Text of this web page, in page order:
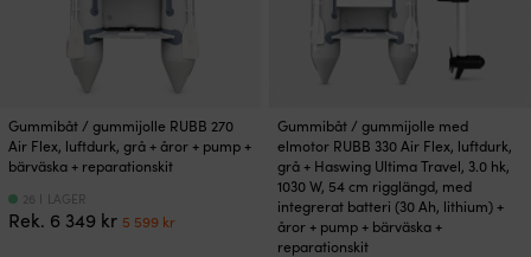
Gummibåt / gummijolle RUBB 270
Air Flex, luftdurk, grå + åror + pump +
bärväska + reparationskit
Rek. 6 349 kr Det
5 599 krDet
26 I LAGER
Gummibåt / gummijolle med
elmotor RUBB 330 Air Flex, luftdurk,
grå + Haswing Ultima Travel, 3.0 hk,
1030 W, 54 cm rigglängd, med
integrerat batteri (30 Ah, lithium) +
åror + pump + bärväska +
reparationskit